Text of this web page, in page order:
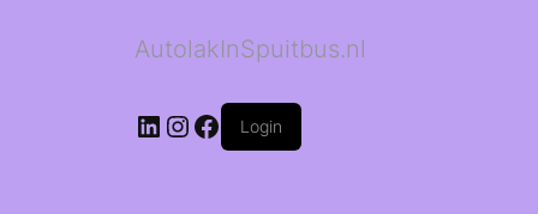
AutolakInSpuitbus.nl
LinkedIn
Instagram
Facebook
Login